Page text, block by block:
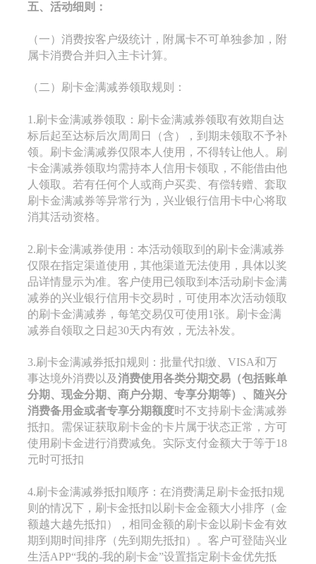
五、活动细则：
（一）消费按客户级统计，附属卡不可单独参加，附
属卡消费合并归入主卡计算。
（二）刷卡金满减券领取规则：
1.刷卡金满减券领取：刷卡金满减券领取有效期自达
标后起至达标后次周周日（含），到期未领取不予补
领。刷卡金满减券仅限本人使用，不得转让他人。刷
卡金满减券领取均需持本人信用卡领取，不能借由他
人领取。若有任何个人或商户买卖、有偿转赠、套取
刷卡金满减券等异常行为，兴业银行信用卡中心将取
消其活动资格。
2.刷卡金满减券使用：本活动领取到的刷卡金满减券
仅限在指定渠道使用，其他渠道无法使用，具体以奖
品详情显示为准。客户使用已领取到本活动刷卡金满
减券的兴业银行信用卡交易时，可使用本次活动领取
的刷卡金满减券，每笔交易仅可使用1张。刷卡金满
减券自领取之日起30天内有效，无法补发。
3.刷卡金满减券抵扣规则：批量代扣缴、VISA和万
事达境外消费以及消费使用各类分期交易（包括账单
分期、现金分期、商户分期、专享分期等）、随兴分
消费备用金或者专享分期额度时不支持刷卡金满减券
抵扣。需保证获取刷卡金的卡片属于状态正常，方可
使用刷卡金进行消费减免。实际支付金额大于等于18
元时可抵扣
4.刷卡金满减券抵扣顺序：在消费满足刷卡金抵扣规
则的情况下，刷卡金抵扣以刷卡金金额大小排序（金
额越大越先抵扣），相同金额的刷卡金以刷卡金有效
期到期时间排序（先到期先抵扣）。客户可登陆兴业
生活APP“我的-我的刷卡金”设置指定刷卡金优先抵